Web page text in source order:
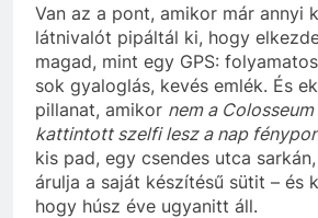
Van az a pont, amikor már annyi
látnivalót pipáltál ki, hogy
magad, mint egy GPS:
sok gyaloglás, kevés emlék. És
pillanat, amikor nem a
kattintott szelfi lesz a nap
kis pad, egy csendes utca
árulja a saját készítésű sütit – és
hogy húsz éve ugyanitt áll.